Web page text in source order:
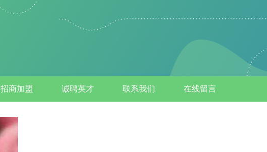
招商加盟 诚聘英才 联系我们 在线留言